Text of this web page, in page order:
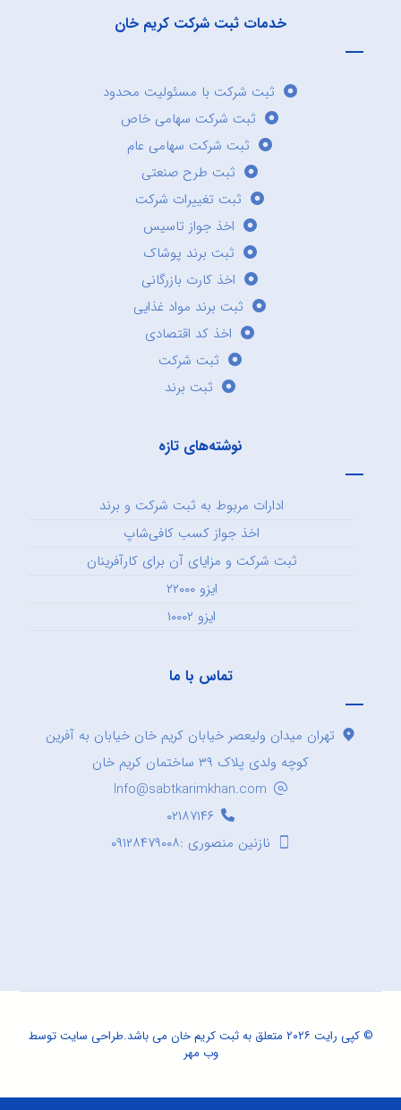
خدمات ثبت شرکت کریم خان
ثبت شرکت با مسئولیت محدود
ثبت شرکت سهامی خاص
ثبت شرکت سهامی عام
ثبت طرح صنعتی
ثبت تغییرات شرکت
اخذ جواز تاسیس
ثبت برند پوشاک
اخذ کارت بازرگانی
ثبت برند مواد غذایی
اخذ کد اقتصادی
ثبت شرکت
ثبت برند
نوشته‌های تازه
ادارات مربوط به ثبت شرکت و برند
اخذ جواز کسب کافی‌شاپ
ثبت شرکت و مزایای آن برای کارآفرینان
ایزو ۲۲۰۰۰
ایزو ۱۰۰۰۲
تماس با ما
تهران میدان ولیعصر خیابان کریم خان خیابان به آفرین
کوچه ولدی پلاک ۳۹ ساختمان کریم خان
Info@sabtkarimkhan.com
۰۲۱۸۷۱۴۶
نازنین منصوری :۰۹۱۲۸۴۷۹۰۰۸
© کپی رایت ۲۰۲۶ متعلق به ثبت کریم خان می باشد. طراحی سایتتوسط
وب مهر